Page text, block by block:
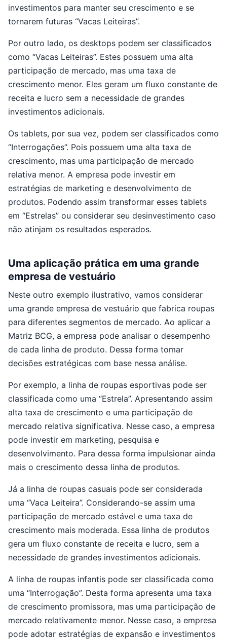
investimentos para manter seu crescimento e se
tornarem futuras “Vacas Leiteiras”.
Por outro lado, os desktops podem ser classificados
como “Vacas Leiteiras”. Estes possuem uma alta
participação de mercado, mas uma taxa de
crescimento menor. Eles geram um fluxo constante de
receita e lucro sem a necessidade de grandes
investimentos adicionais.
Os tablets, por sua vez, podem ser classificados como
“Interrogações”. Pois possuem uma alta taxa de
crescimento, mas uma participação de mercado
relativa menor. A empresa pode investir em
estratégias de marketing e desenvolvimento de
produtos. Podendo assim transformar esses tablets
em “Estrelas” ou considerar seu desinvestimento caso
não atinjam os resultados esperados.
Uma aplicação prática em uma grande
empresa de vestuário
Neste outro exemplo ilustrativo, vamos considerar
uma grande empresa de vestuário que fabrica roupas
para diferentes segmentos de mercado. Ao aplicar a
Matriz BCG, a empresa pode analisar o desempenho
de cada linha de produto. Dessa forma tomar
decisões estratégicas com base nessa análise.
Por exemplo, a linha de roupas esportivas pode ser
classificada como uma “Estrela”. Apresentando assim
alta taxa de crescimento e uma participação de
mercado relativa significativa. Nesse caso, a empresa
pode investir em marketing, pesquisa e
desenvolvimento. Para dessa forma impulsionar ainda
mais o crescimento dessa linha de produtos.
Já a linha de roupas casuais pode ser considerada
uma “Vaca Leiteira”. Considerando-se assim uma
participação de mercado estável e uma taxa de
crescimento mais moderada. Essa linha de produtos
gera um fluxo constante de receita e lucro, sem a
necessidade de grandes investimentos adicionais.
A linha de roupas infantis pode ser classificada como
uma “Interrogação”. Desta forma apresenta uma taxa
de crescimento promissora, mas uma participação de
mercado relativamente menor. Nesse caso, a empresa
pode adotar estratégias de expansão e investimentos